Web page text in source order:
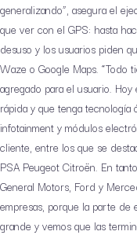
generalizando”, asegura el
que ver con el GPS: hasta
desuso y los usuarios piden
Waze o Google Maps. “Todo
agregado para el usuario.
rápida y que tenga tecnología
infotainment y módulos
cliente, entre los que se
PSA Peugeot Citroën. En
General Motors, Ford y
empresas, porque la parte de
grande y vemos que las